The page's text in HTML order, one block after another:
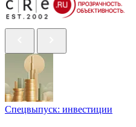
Спецвыпуск: инвестиции